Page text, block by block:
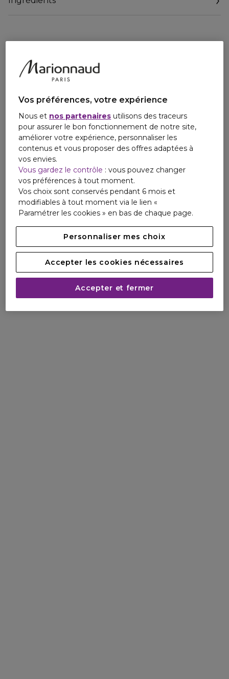
Vos préférences, votre expérience
Nous et nos partenaires utilisons des traceurs
pour assurer le bon fonctionnement de notre site,
améliorer votre expérience, personnaliser les
contenus et vous proposer des offres adaptées à
vos envies.
Vous gardez le contrôle : vous pouvez changer
vos préférences à tout moment.
Vos choix sont conservés pendant 6 mois et
modifiables à tout moment via le lien «
Paramétrer les cookies » en bas de chaque page.
Personnaliser mes choix
Accepter les cookies nécessaires
Accepter et fermer